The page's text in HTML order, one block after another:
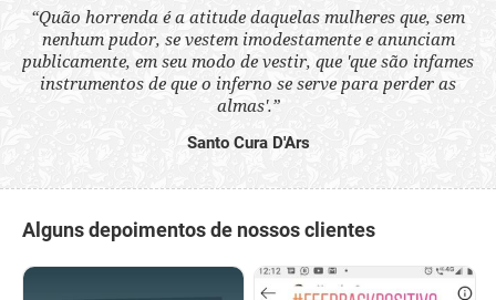
“Quão horrenda é a atitude daquelas mulheres que, sem
nenhum pudor, se vestem imodestamente e anunciam
publicamente, em seu modo de vestir, que 'que são infames
instrumentos de que o inferno se serve para perder as
almas'.”
Santo Cura D'Ars
Alguns depoimentos de nossos clientes